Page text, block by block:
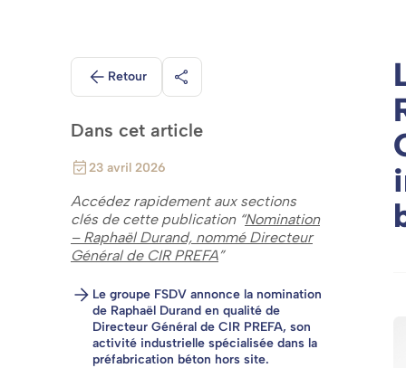
Retour Partager
Dans cet article
23 avril 2026
Accédez rapidement aux sections
clés de cette publication “Nomination
– Raphaël Durand, nommé Directeur
Général de CIR PREFA”
Le groupe FSDV annonce la nomination
de Raphaël Durand en qualité de
Directeur Général de CIR PREFA, son
activité industrielle spécialisée dans la
préfabrication béton hors site.